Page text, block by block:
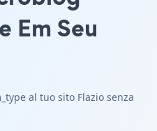
Em Seu
al tuo sito Flazio senza